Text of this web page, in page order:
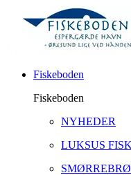
Fiskeboden
Fiskeboden
NYHEDER
LUKSUS